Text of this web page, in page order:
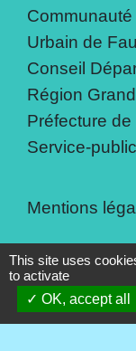
Urbain de
Conseil
Région
Préfecture
Service-
Mentions
Politique de
Plan du site
This site uses
to activate
OK, accept all